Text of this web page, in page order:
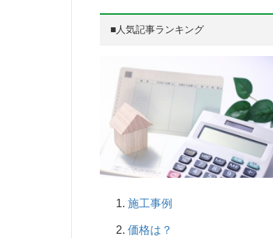
■人気記事ランキング
施工事例
価格は？